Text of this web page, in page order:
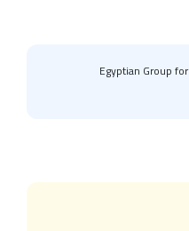
المجموعة المصرية للصناعات الدوائية — Egyptian Group for